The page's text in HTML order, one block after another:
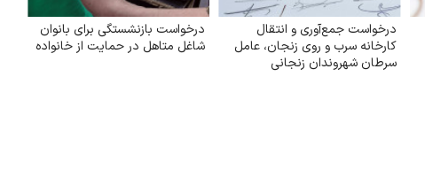
درخواست جمع‌آوری و انتقال
کارخانه سرب و روی زنجان، عامل
سرطان شهروندان زنجانی
درخواست بازنشستگی برای بانوان
شاغل متاهل در حمایت از خانواده